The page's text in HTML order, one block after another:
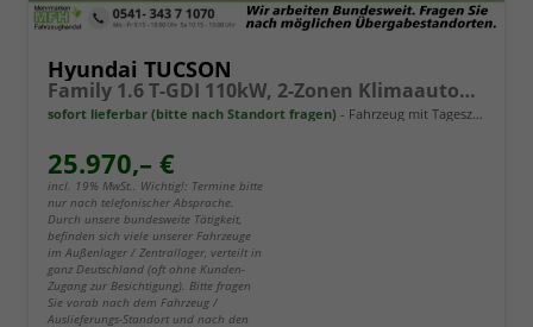
Hyundai TUCSON
Family 1.6 T-GDI 110kW, 2-Zonen Klimaautomatik, Sitzheizung, AppleCarPlay&Android Auto, Freisprecheinrichtung, Radio DAB, Verkehrszeichenerkennung, Rückfahrkamera, eCall Notrufsystem, 17 Zoll Leichtmetallfelgen, uvm.
sofort lieferbar (bitte nach Standort fragen) Fahrzeug mit Tageszulassung
25.970,– €
incl. 19% MwSt.. Wichtig!: Termine bitte
nur nach telefonischer Absprache.
Durch unsere bundesweite Tätigkeit,
befinden sich viele unserer Fahrzeuge
im Außenlager / Zentrallager, verteilt in
ganz Deutschland (oft ohne Kunden-
Zugang zur Besichtigung). Bitte fragen
Sie vorab nach dem Fahrzeug /
Auslieferungs-Standort und nach den